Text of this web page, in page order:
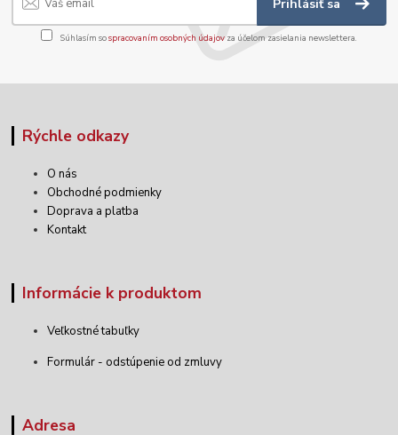
Prihlásiť sa
Súhlasím sospracovaním osobných údajov za účelom zasielania newslettera.
Rýchle odkazy
O nás
Obchodné podmienky
Doprava a platba
Kontakt
Informácie k produktom
Veľkostné tabuľky
Formulár - odstúpenie od zmluvy
Adresa